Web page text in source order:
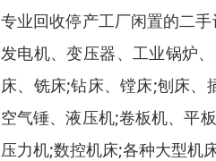
专业回收停产工厂闲置的二
发电机、变压器、工业锅炉
床、铣床;钻床、镗床;刨床
空气锤、液压机;卷板机、平
压力机;数控机床;各种大型机